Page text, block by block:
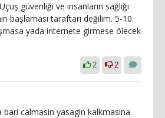
güvenliği ve insanların sağlığı
başlaması taraftarı değilim. 5-10
yada internete girmese ölecek
2 2
calmasin yasagin kalkmasina